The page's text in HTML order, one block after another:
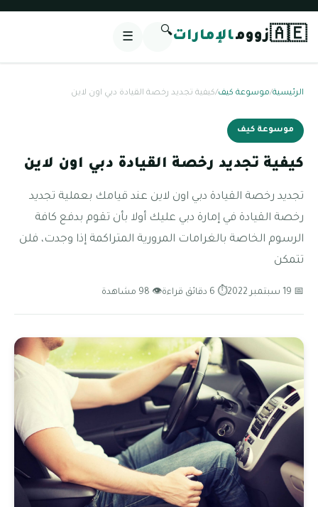
🇦🇪زوومالإمارات🔍
☰
الرئيسية/موسوعة كيف/كيفية تجديد رخصة القيادة دبي اون لاين
موسوعة كيف
كيفية تجديد رخصة القيادة دبي اون لاين
تجديد رخصة القيادة دبي اون لاين عند قيامك بعملية تجديد
رخصة القيادة في إمارة دبي عليك أولا بأن تقوم بدفع كافة
الرسوم الخاصة بالغرامات المرورية المتراكمة إذا وجدت، فلن
تتمكن
📅 19 سبتمبر 2022 ⏱ 6 دقائق قراءة 👁 98 مشاهدة